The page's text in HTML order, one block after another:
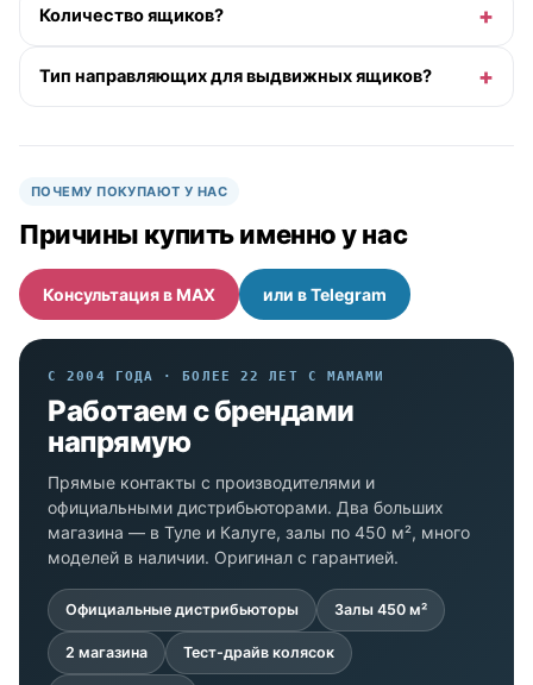
Количество ящиков?
Тип направляющих для выдвижных ящиков?
ПОЧЕМУ ПОКУПАЮТ У НАС
Причины купить именно у нас
Консультация в MAX или в Telegram
С 2004 ГОДА · БОЛЕЕ 22 ЛЕТ С МАМАМИ
Работаем с брендами
напрямую
Прямые контакты с производителями и
официальными дистрибьюторами. Два больших
магазина — в Туле и Калуге, залы по 450 м², много
моделей в наличии. Оригинал с гарантией.
Официальные дистрибьюторы Залы 450 м²
2 магазина Тест-драйв колясок